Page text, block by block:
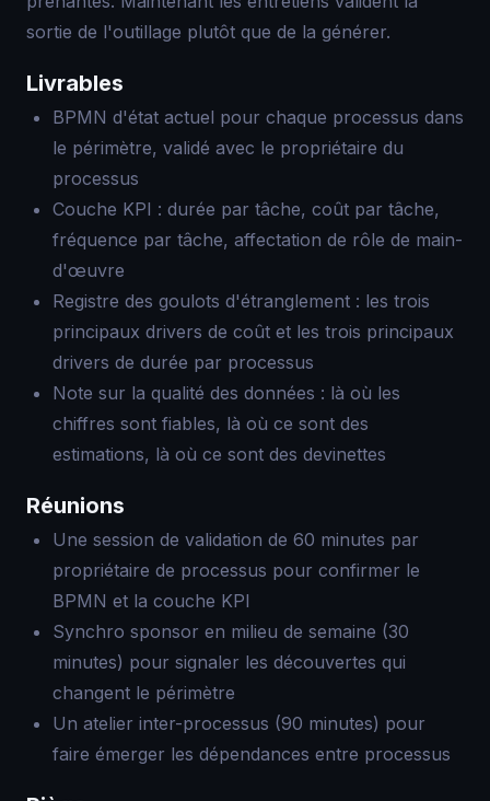
sortie de l'outillage plutôt que de la générer.
Livrables
BPMN d'état actuel pour chaque processus dans
le périmètre, validé avec le propriétaire du
processus
Couche KPI : durée par tâche, coût par tâche,
fréquence par tâche, affectation de rôle de main-
d'œuvre
Registre des goulots d'étranglement : les trois
principaux drivers de coût et les trois principaux
drivers de durée par processus
Note sur la qualité des données : là où les
chiffres sont fiables, là où ce sont des
estimations, là où ce sont des devinettes
Réunions
Une session de validation de 60 minutes par
propriétaire de processus pour confirmer le
BPMN et la couche KPI
Synchro sponsor en milieu de semaine (30
minutes) pour signaler les découvertes qui
changent le périmètre
Un atelier inter-processus (90 minutes) pour
faire émerger les dépendances entre processus